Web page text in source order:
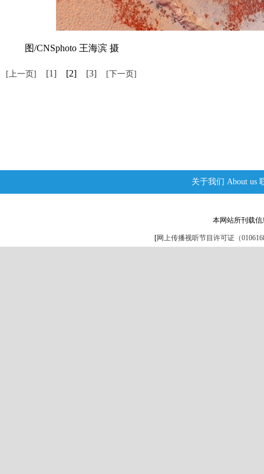
图/CNSphoto 王海滨 摄
[上一页] [1] [2] [3] [下一页]
关于我们 About us
本网站所刊载
[网上传播视听节目许可证（